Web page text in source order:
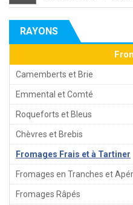
RAYONS
Camemberts et Brie
Emmental et Comté
Roqueforts et Bleus
Chèvres et Brebis
Fromages Frais et à Tartiner
Fromages en Tranches et
Fromages Râpés